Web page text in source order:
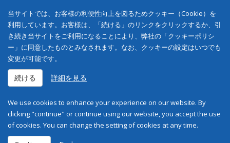
当サイトでは、お客様の利便性向上を図るためクッキー（Cookie）を
利用しています。お客様は、「続ける」のリンクをクリックするか、引
き続き当サイトをご利用になることにより、弊社の「クッキーポリシ
ー」に同意したものとみなされます。なお、クッキーの設定はいつでも
変更が可能です。
続ける 詳細を見る
We use cookies to enhance your experience on our website. By
clicking "continue" or continue using our website, you accept the use
of cookies. You can change the setting of cookies at any time.